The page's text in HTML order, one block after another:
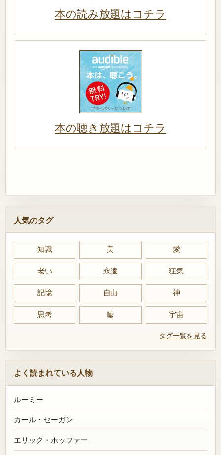
本の読み放題はコチラ
本の聴き放題はコチラ
人気のタグ
知識 美 愛
老い 永遠 狂気
記憶 自由 神
思考 嘘 宇宙
タグ一覧を見る
よく読まれている人物
ルーミー
カール・セーガン
エリック・ホッファー